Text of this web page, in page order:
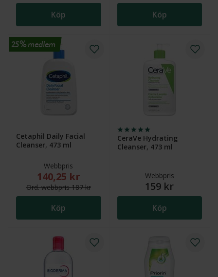
Köp Köp
Cetaphil Daily Facial
Cleanser, 473 ml
Webbpris
Nytt reducerat pris: 140,25 kr. Ordinarie webbpris
140,25 kr
Ord.webbpris187 kr
Köp
25% medlem
CeraVe Hydrating
Cleanser, 473 ml
Webbpris
159 kr
Köp